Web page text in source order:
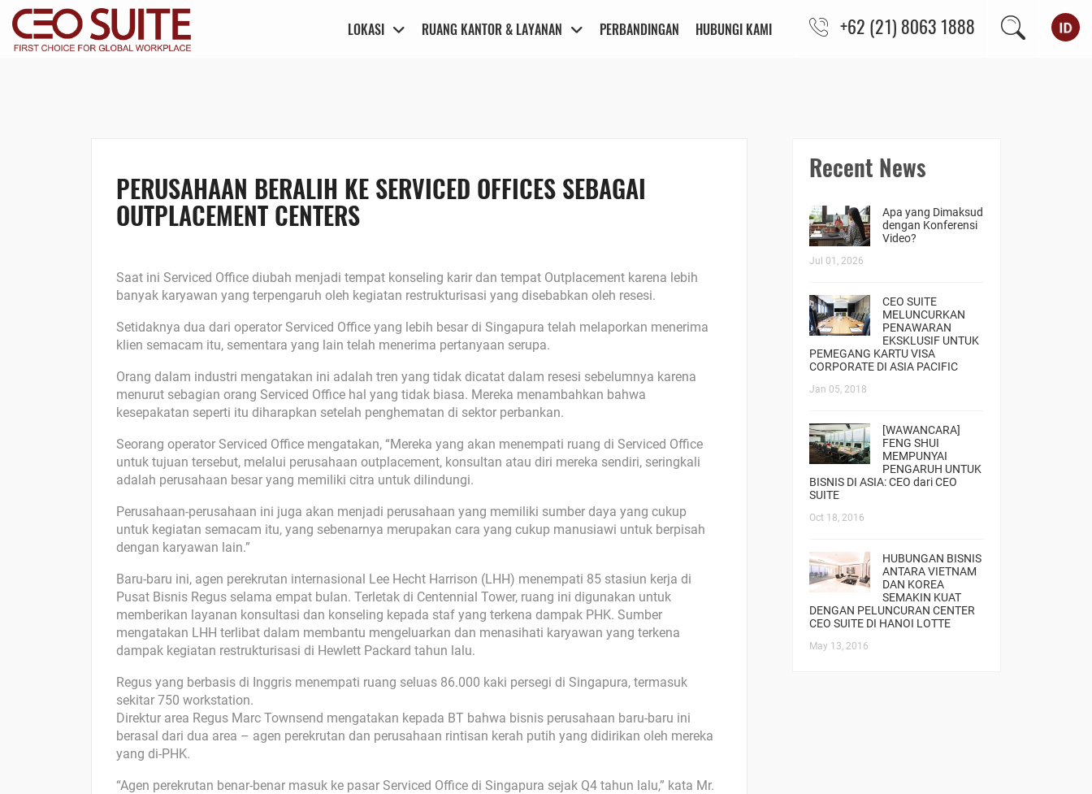
LOKASI RUANG KANTOR & LAYANAN PERBANDINGAN HUBUNGI KAMI +62 (21) 8063 1888
PERUSAHAAN BERALIH KE SERVICED OFFICES SEBAGAI
OUTPLACEMENT CENTERS
Saat ini Serviced Office diubah menjadi tempat konseling karir dan tempat Outplacement karena lebih
banyak karyawan yang terpengaruh oleh kegiatan restrukturisasi yang disebabkan oleh resesi.
Setidaknya dua dari operator Serviced Office yang lebih besar di Singapura telah melaporkan menerima
klien semacam itu, sementara yang lain telah menerima pertanyaan serupa.
Orang dalam industri mengatakan ini adalah tren yang tidak dicatat dalam resesi sebelumnya karena
menurut sebagian orang Serviced Office hal yang tidak biasa. Mereka menambahkan bahwa
kesepakatan seperti itu diharapkan setelah penghematan di sektor perbankan.
Seorang operator Serviced Office mengatakan, “Mereka yang akan menempati ruang di Serviced Office
untuk tujuan tersebut, melalui perusahaan outplacement, konsultan atau diri mereka sendiri, seringkali
adalah perusahaan besar yang memiliki citra untuk dilindungi.
Perusahaan-perusahaan ini juga akan menjadi perusahaan yang memiliki sumber daya yang cukup
untuk kegiatan semacam itu, yang sebenarnya merupakan cara yang cukup manusiawi untuk berpisah
dengan karyawan lain.”
Baru-baru ini, agen perekrutan internasional Lee Hecht Harrison (LHH) menempati 85 stasiun kerja di
Pusat Bisnis Regus selama empat bulan. Terletak di Centennial Tower, ruang ini digunakan untuk
memberikan layanan konsultasi dan konseling kepada staf yang terkena dampak PHK. Sumber
mengatakan LHH terlibat dalam membantu mengeluarkan dan menasihati karyawan yang terkena
dampak kegiatan restrukturisasi di Hewlett Packard tahun lalu.
Regus yang berbasis di Inggris menempati ruang seluas 86.000 kaki persegi di Singapura, termasuk
sekitar 750 workstation.
Direktur area Regus Marc Townsend mengatakan kepada BT bahwa bisnis perusahaan baru-baru ini
berasal dari dua area – agen perekrutan dan perusahaan rintisan kerah putih yang didirikan oleh mereka
yang di-PHK.
“Agen perekrutan benar-benar masuk ke pasar Serviced Office di Singapura sejak Q4 tahun lalu,” kata Mr.
Recent News
Apa yang Dimaksud
dengan Konferensi
Video?
Jul 01, 2026
CEO SUITE
MELUNCURKAN
PENAWARAN
EKSKLUSIF UNTUK
PEMEGANG KARTU VISA
CORPORATE DI ASIA PACIFIC
Jan 05, 2018
[WAWANCARA]
FENG SHUI
MEMPUNYAI
PENGARUH UNTUK
BISNIS DI ASIA: CEO dari CEO
SUITE
Oct 18, 2016
HUBUNGAN BISNIS
ANTARA VIETNAM
DAN KOREA
SEMAKIN KUAT
DENGAN PELUNCURAN CENTER
CEO SUITE DI HANOI LOTTE
May 13, 2016